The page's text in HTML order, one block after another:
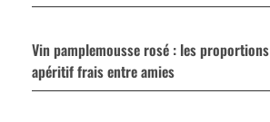
Vin pamplemousse rosé : les
apéritif frais entre amies